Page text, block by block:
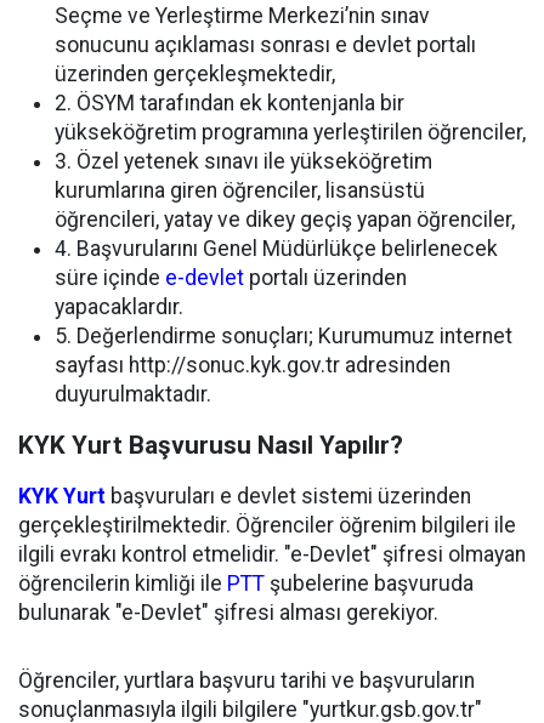
Seçme ve Yerleştirme Merkezi’nin sınav
sonucunu açıklaması sonrası e devlet portalı
üzerinden gerçekleşmektedir,
2. ÖSYM tarafından ek kontenjanla bir
yükseköğretim programına yerleştirilen öğrenciler,
3. Özel yetenek sınavı ile yükseköğretim
kurumlarına giren öğrenciler, lisansüstü
öğrencileri, yatay ve dikey geçiş yapan öğrenciler,
4. Başvurularını Genel Müdürlükçe belirlenecek
süre içinde e-devlet portalı üzerinden
yapacaklardır.
5. Değerlendirme sonuçları; Kurumumuz internet
sayfası http://sonuc.kyk.gov.tr adresinden
duyurulmaktadır.
KYK Yurt Başvurusu Nasıl Yapılır?
KYK Yurt başvuruları e devlet sistemi üzerinden
gerçekleştirilmektedir. Öğrenciler öğrenim bilgileri ile
ilgili evrakı kontrol etmelidir. "e-Devlet" şifresi olmayan
öğrencilerin kimliği ile PTT şubelerine başvuruda
bulunarak "e-Devlet" şifresi alması gerekiyor.
Öğrenciler, yurtlara başvuru tarihi ve başvuruların
sonuçlanmasıyla ilgili bilgilere "yurtkur.gsb.gov.tr"